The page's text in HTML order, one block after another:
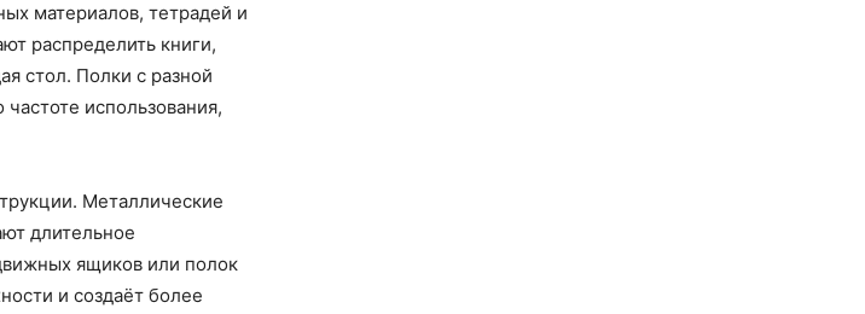
материалов, тетрадей и
распределить книги,
стол. Полки с разной
использования,
Металлические
длительное
ящиков или полок
и создаёт более